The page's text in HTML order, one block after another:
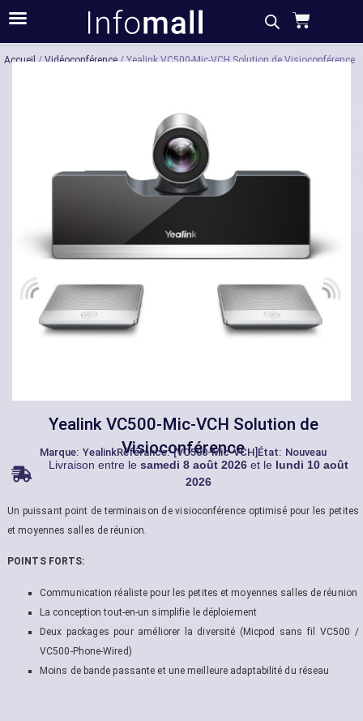
Acheter Description Caractéristiques
Accueil/Vidéoconférence/ Yealink VC500-Mic-VCH Solution de Visioconférence
Yealink VC500-Mic-VCH Solution de
Visioconférence
Marque: YealinkRéférance: [VC500-Mic-VCH] État: Nouveau
Livraison entre lesamedi 8 août 2026 et le lundi 10 août
2026
Un puissant point de terminaison de visioconférence optimisé pour les petites
et moyennes salles de réunion.
POINTS FORTS:
Communication réaliste pour les petites et moyennes salles de réunion
La conception tout-en-un simplifie le déploiement
Deux packages pour améliorer la diversité (Micpod sans fil VC500 /
VC500-Phone-Wired)
Moins de bande passante et une meilleure adaptabilité du réseau